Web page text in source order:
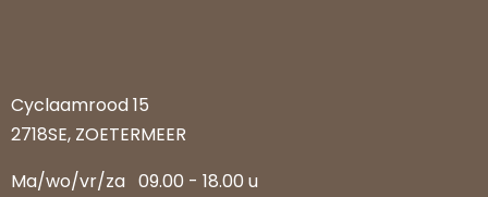
Cyclaamrood 15
2718SE, ZOETERMEER
Ma/wo/vr/za 09.00 - 18.00 u